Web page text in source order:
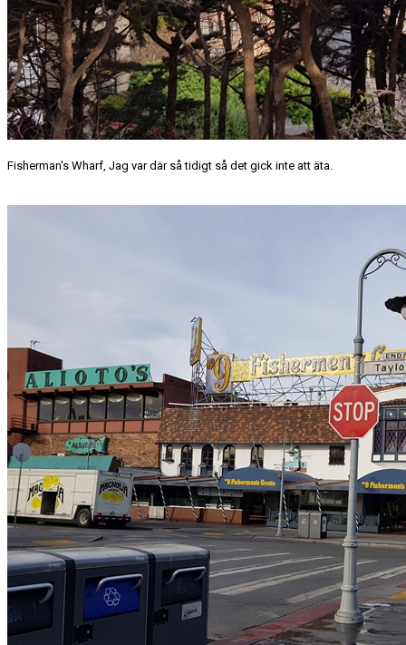
Fisherman's Wharf, Jag var där så tidigt så det gick inte att äta.